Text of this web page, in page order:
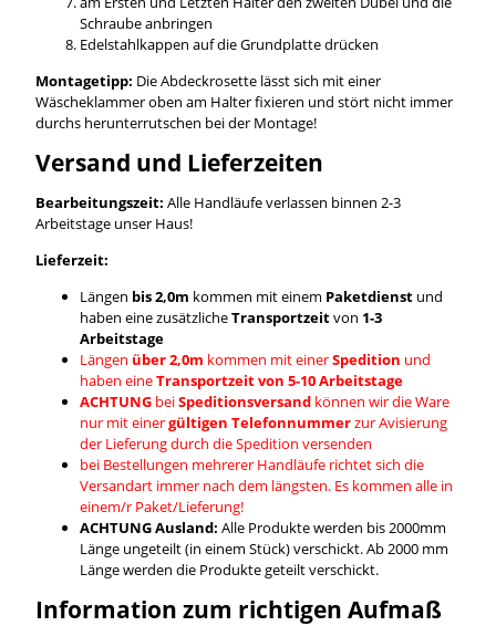
Schraube anbringen
Edelstahlkappen auf die Grundplatte drücken
Montagetipp: Die Abdeckrosette lässt sich mit einer
Wäscheklammer oben am Halter fixieren und stört nicht immer
durchs herunterrutschen bei der Montage!
Versand und Lieferzeiten
Bearbeitungszeit: Alle Handläufe verlassen binnen 2-3
Arbeitstage unser Haus!
Lieferzeit:
Längen bis 2,0m kommen mit einem Paketdienstund
haben eine zusätzlicheTransportzeitvon 1-3
Arbeitstage
Längen über 2,0m kommen mit einerSpedition und
haben eineTransportzeit von 5-10 Arbeitstage
ACHTUNGbeiSpeditionsversandkönnen wir die Ware
nur mit einergültigen Telefonnummerzur Avisierung
der Lieferung durch die Spedition versenden
bei Bestellungen mehrerer Handläufe richtet sich die
Versandart immer nach dem längsten. Es kommen alle in
einem/r Paket/Lieferung!
ACHTUNG Ausland: Alle Produkte werden bis 2000mm
Länge ungeteilt (in einem Stück) verschickt. Ab 2000 mm
Länge werden die Produkte geteilt verschickt.
Information zum richtigen Aufmaß